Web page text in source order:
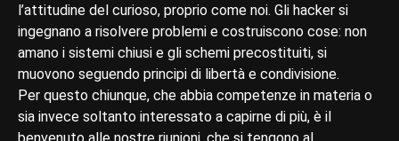
l’attitudine del curioso, proprio come noi. Gli hacker si
ingegnano a risolvere problemi e costruiscono cose: non
amano i sistemi chiusi e gli schemi precostituiti, si
muovono seguendo principi di libertà e condivisione.
Per questo chiunque, che abbia competenze in materia o
sia invece soltanto interessato a capirne di più, è il